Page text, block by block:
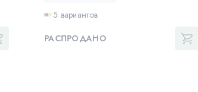
5 вариантов
РАСПРОДАНО